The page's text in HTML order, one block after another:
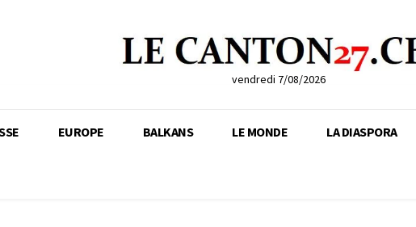
vendredi 7/08/2026
EUROPE BALKANS LE MONDE LA DIASPORA